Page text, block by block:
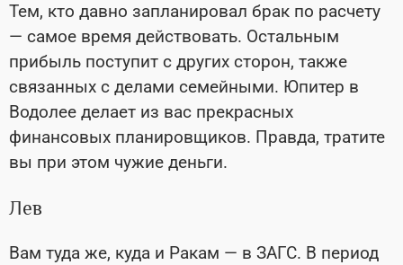
Тем, кто давно запланировал брак по расчету
— самое время действовать. Остальным
прибыль поступит с других сторон, также
связанных с делами семейными. Юпитер в
Водолее делает из вас прекрасных
финансовых планировщиков. Правда, тратите
вы при этом чужие деньги.
Лев
Вам туда же, куда и Ракам — в ЗАГС. В период